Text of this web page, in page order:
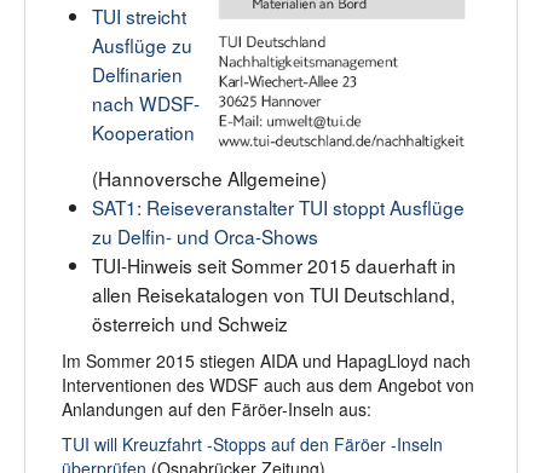
TUI streicht
Ausflüge zu
Delfinarien
nach WDSF-
Kooperation
(Hannoversche Allgemeine)
SAT1: Reiseveranstalter TUI stoppt Ausflüge
zu Delfin- und Orca-Shows
TUI-Hinweis seit Sommer 2015 dauerhaft in
allen Reisekatalogen von TUI Deutschland,
österreich und Schweiz
Im Sommer 2015 stiegen AIDA und HapagLloyd nach
Interventionen des WDSF auch aus dem Angebot von
Anlandungen auf den Färöer-Inseln aus:
TUI will Kreuzfahrt -Stopps auf den Färöer -Inseln
überprüfen (Osnabrücker Zeitung)